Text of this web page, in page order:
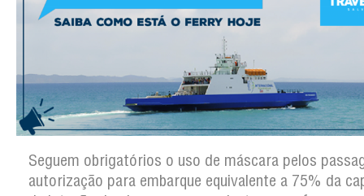
Seguem obrigatórios o uso de máscara pelos
autorização para embarque equivalente a 75% da